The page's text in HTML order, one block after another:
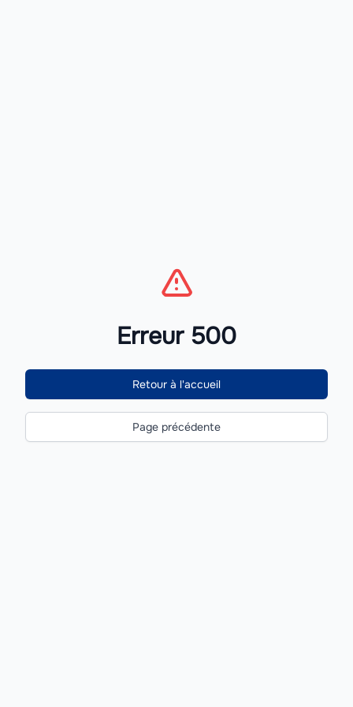
Erreur 500
Retour à l'accueil
Page précédente